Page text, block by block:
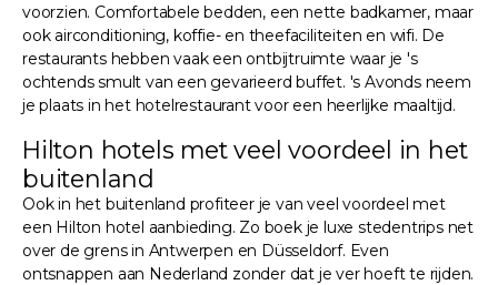
voorzien. Comfortabele bedden, een nette badkamer, maar
ook airconditioning, koffie- en theefaciliteiten en wifi. De
restaurants hebben vaak een ontbijtruimte waar je 's
ochtends smult van een gevarieerd buffet. 's Avonds neem
je plaats in het hotelrestaurant voor een heerlijke maaltijd.
Hilton hotels met veel voordeel in het
buitenland
Ook in het buitenland profiteer je van veel voordeel met
een Hilton hotel aanbieding. Zo boek je luxe stedentrips net
over de grens in Antwerpen en Düsseldorf. Even
ontsnappen aan Nederland zonder dat je ver hoeft te rijden.